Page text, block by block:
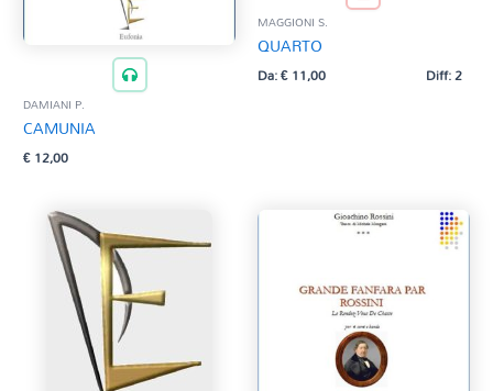
DAMIANI P.
CAMUNIA
€12,00
MAGGIONI S.
QUARTO
Da:€11,00 Diff: 2